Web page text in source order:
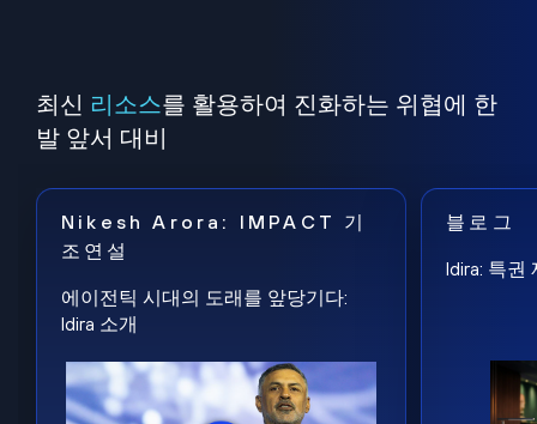
최신 리소스를 활용하여 진화하는 위협에 한
발 앞서 대비
Nikesh Arora: IMPACT 기
조연설
에이전틱 시대의 도래를 앞당기다:
Idira 소개
블로그
Idira: 특권